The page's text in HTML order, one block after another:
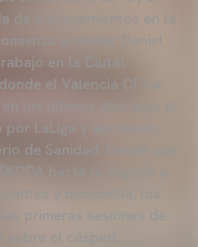
de entrenamientos en la
a relatar Daniel
en la Ciutat
el Valencia CF ha
LaLiga y aprobado
de Sanidad. Desde que
hasta la llegada a
primeras sesiones de
sobre el césped…